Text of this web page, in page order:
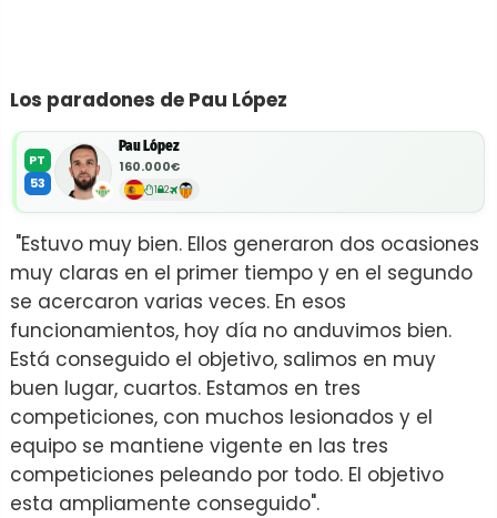
Los paradones de Pau López
PT
53
Pau López
160.000€
1 2
"Estuvo muy bien. Ellos generaron dos ocasiones
muy claras en el primer tiempo y en el segundo
se acercaron varias veces. En esos
funcionamientos, hoy día no anduvimos bien.
Está conseguido el objetivo, salimos en muy
buen lugar, cuartos. Estamos en tres
competiciones, con muchos lesionados y el
equipo se mantiene vigente en las tres
competiciones peleando por todo. El objetivo
esta ampliamente conseguido".